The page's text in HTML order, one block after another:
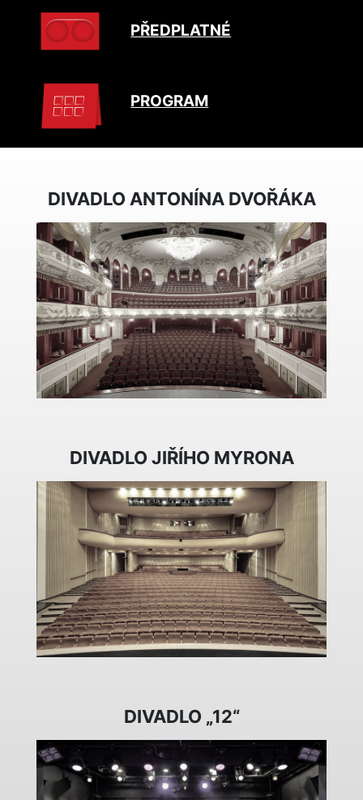
PŘEDPLATNÉ
PROGRAM
DIVADLO ANTONÍNA DVOŘÁKA
DIVADLO JIŘÍHO MYRONA
DIVADLO „12“